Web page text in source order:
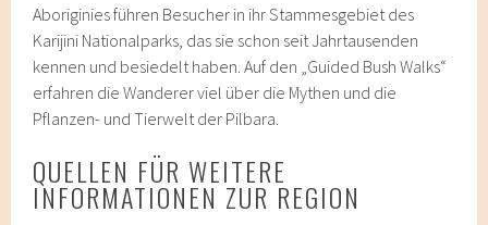
Aboriginies führen Besucher in ihr Stammesgebiet des
Karijini Nationalparks, das sie schon seit Jahrtausenden
kennen und besiedelt haben. Auf den „Guided Bush Walks“
erfahren die Wanderer viel über die Mythen und die
Pflanzen- und Tierwelt der Pilbara.
QUELLEN FÜR WEITERE
INFORMATIONEN ZUR REGION